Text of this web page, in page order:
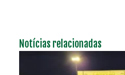
Notícias relacionadas